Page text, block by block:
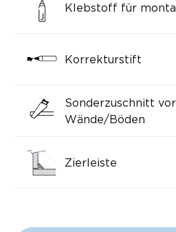
Klebstoff für
Korrekturstift
Sonderzuschnitt
Wände/Böden
Zierleiste